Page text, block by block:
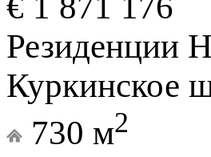
Резиденции
Куркинское
730 м2